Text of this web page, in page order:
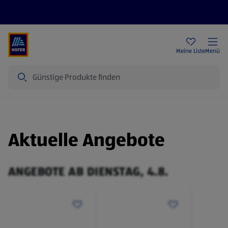
Meine ListeMenü
Aktuelle Angebote
ANGEBOTE AB DIENSTAG, 4.8.